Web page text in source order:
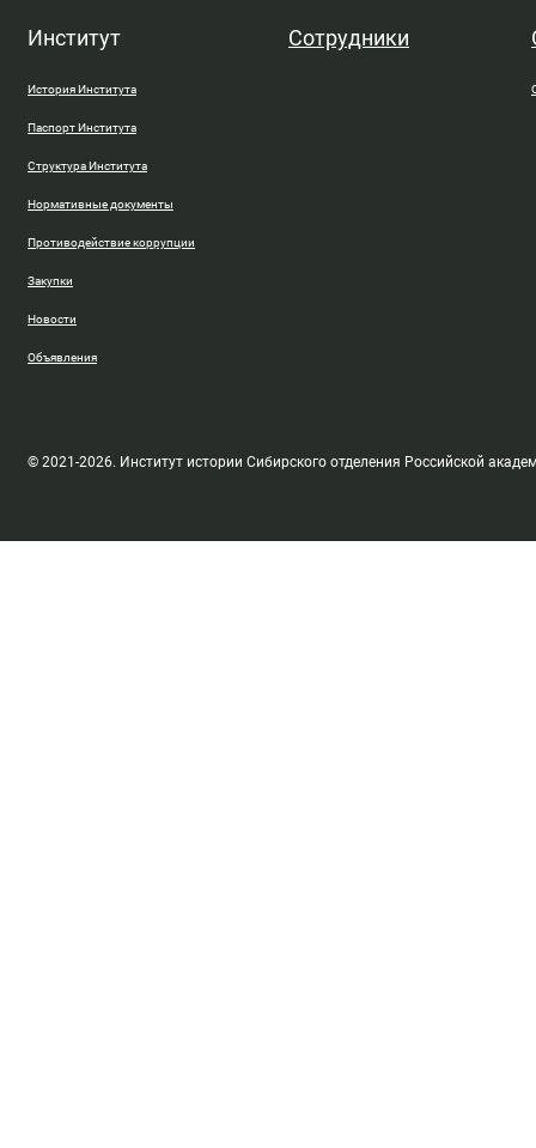
Институт
История Института
Паспорт Института
Структура Института
Нормативные документы
Противодействие коррупции
Закупки
Новости
Объявления
Сотрудники
© 2021-2026. Институт истории Сибирского отделения Российской